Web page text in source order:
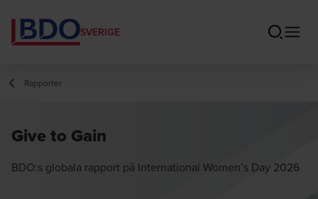
SVERIGE
Rapporter
Give to Gain
BDO:s globala rapport på International Women’s Day 2026